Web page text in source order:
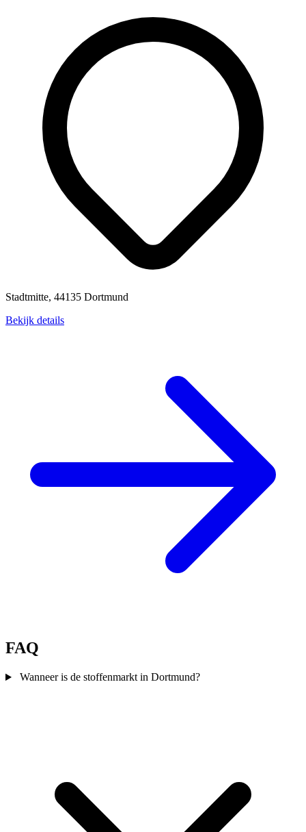
Stadtmitte, 44135 Dortmund
Bekijk details
FAQ
Wanneer is de stoffenmarkt in Dortmund?